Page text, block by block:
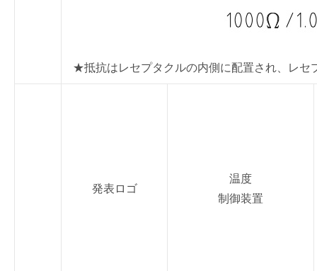
★抵抗はレセプタクルの内側に配置され、レセ
発表ロゴ
温度
制御装置